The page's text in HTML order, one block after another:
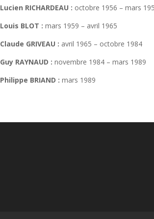
Lucien RICHARDEAU : octobre 1956 – mars
Louis BLOT : mars 1959 – avril 1965
Claude GRIVEAU : avril 1965 – octobre 1984
Guy RAYNAUD : novembre 1984 – mars 1989
Philippe BRIAND : mars 1989